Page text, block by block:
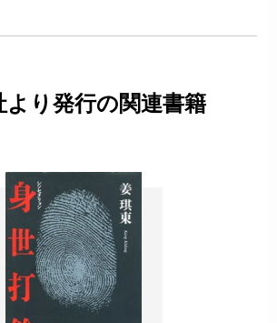
より発行の関連書籍